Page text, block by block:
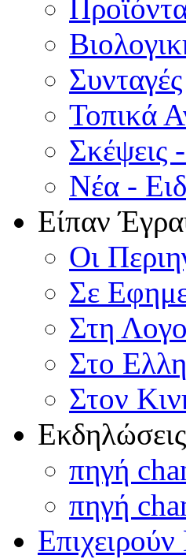
Συνταγές
Τοπικά
Σκέψεις
Νέα -
Είπαν
Οι
Σε
Στη
Στο
Στον
πηγή
πηγή